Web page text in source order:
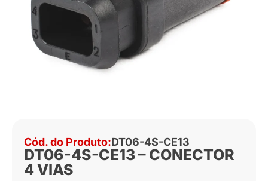
Cód. do Produto:DT06-4S-CE13
DT06-4S-CE13 – CONECTOR
4 VIAS